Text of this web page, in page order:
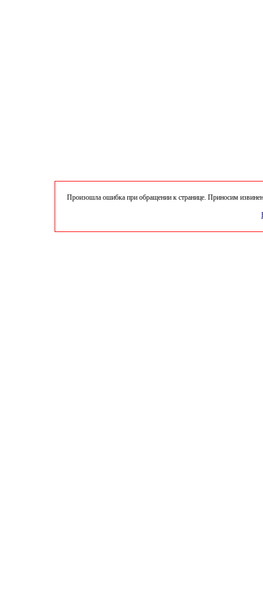
Произошла ошибка при обращении к странице. Приносим